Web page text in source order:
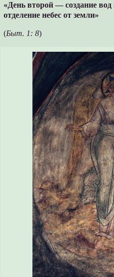
«День второй — создание вод
отделение небес от земли»
(Быт. 1: 8)